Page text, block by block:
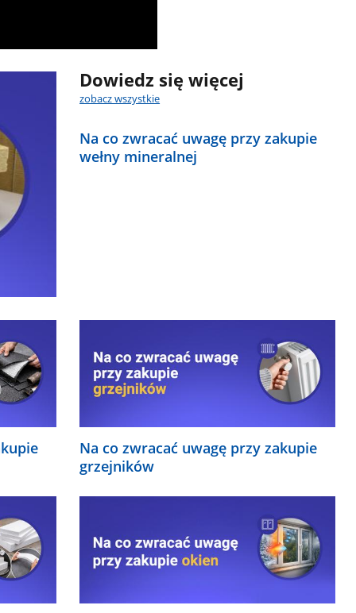
Dowiedz się więcej
zobacz wszystkie
Na co zwracać uwagę przy zakupie
wełny mineralnej
Na co zwracać uwagę przy zakupie
grzejników